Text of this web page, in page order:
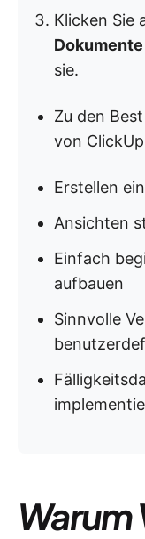
Klicken Sie
sie.
Zu den
von
Erstellen
Ansichten
Einfach
aufbauen
Sinnvolle
Warum